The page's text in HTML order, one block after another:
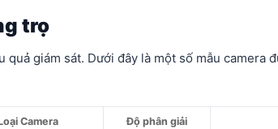
trọ
giám sát. Dưới đây là một số mẫu camera
Camera Độ phân giải